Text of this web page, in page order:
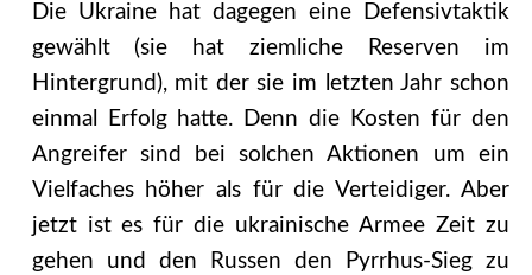
Die Ukraine hat dagegen eine Defensivtaktik
gewählt (sie hat ziemliche Reserven im
Hintergrund), mit der sie im letzten Jahr schon
einmal Erfolg hatte. Denn die Kosten für den
Angreifer sind bei solchen Aktionen um ein
Vielfaches höher als für die Verteidiger. Aber
jetzt ist es für die ukrainische Armee Zeit zu
gehen und den Russen den Pyrrhus-Sieg zu